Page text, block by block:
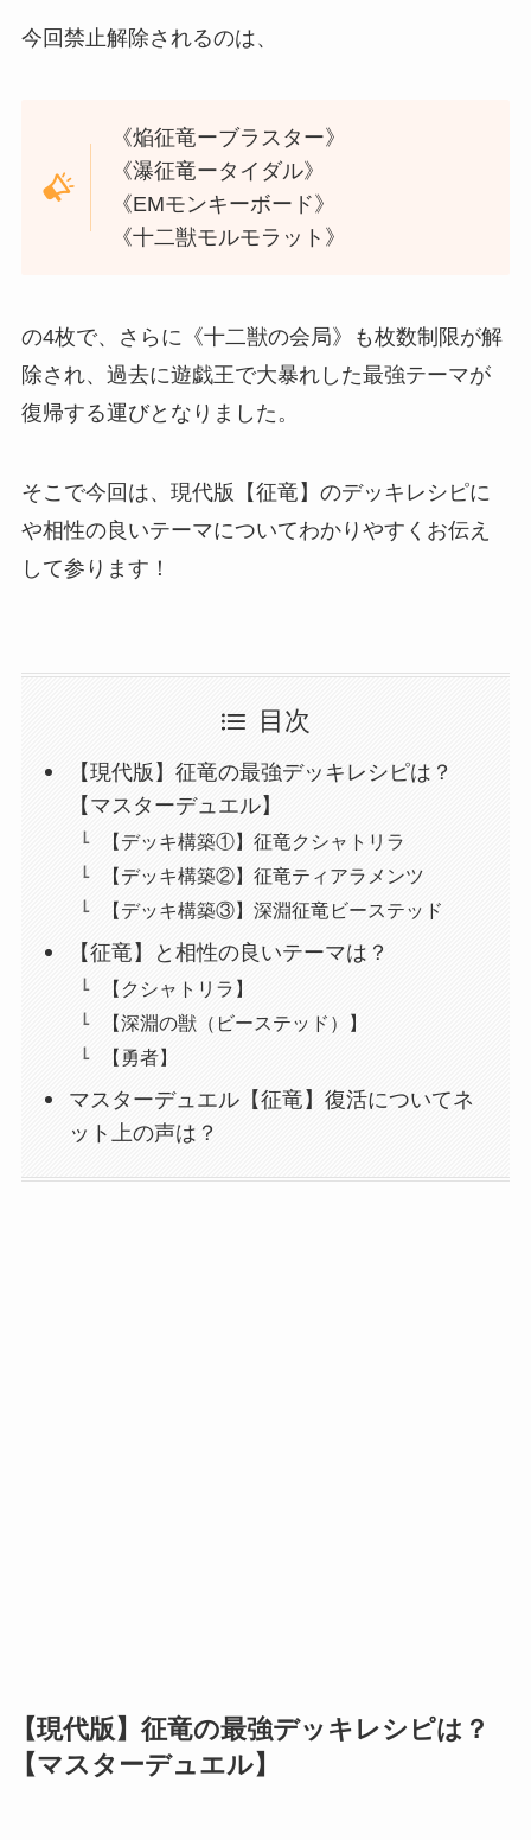
今回禁止解除されるのは、
《焔征竜ーブラスター》
《瀑征竜ータイダル》
《EMモンキーボード》
《十二獣モルモラット》
の4枚で、さらに《十二獣の会局》も枚数制限が解
除され、過去に遊戯王で大暴れした最強テーマが
復帰する運びとなりました。
そこで今回は、現代版【征竜】のデッキレシピに
や相性の良いテーマについてわかりやすくお伝え
して参ります！
目次
【現代版】征竜の最強デッキレシピは？
【マスターデュエル】
【デッキ構築①】征竜クシャトリラ
【デッキ構築②】征竜ティアラメンツ
【デッキ構築③】深淵征竜ビーステッド
【征竜】と相性の良いテーマは？
【クシャトリラ】
【深淵の獣（ビーステッド）】
【勇者】
マスターデュエル【征竜】復活についてネ
ット上の声は？
【現代版】征竜の最強デッキレシピは？
【マスターデュエル】